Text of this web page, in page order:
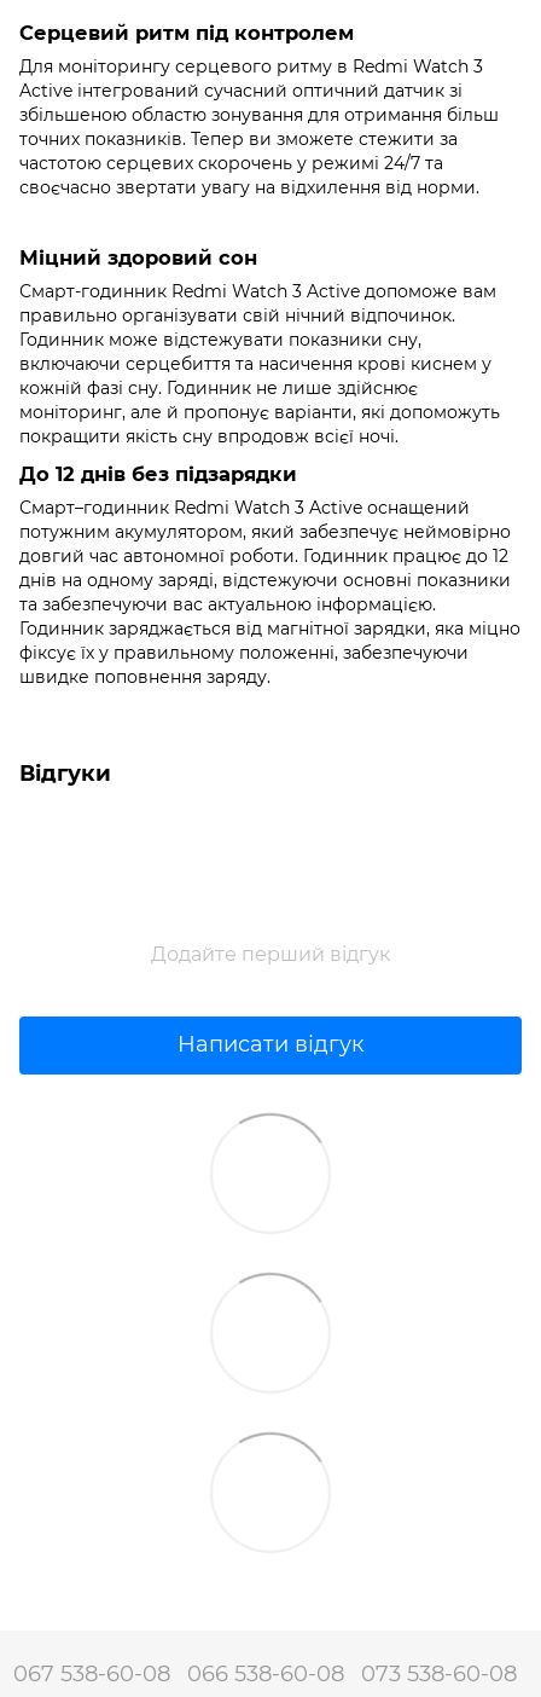
Серцевий ритм під контролем
Для моніторингу серцевого ритму в Redmi Watch 3
Active інтегрований сучасний оптичний датчик зі
збільшеною областю зонування для отримання більш
точних показників. Тепер ви зможете стежити за
частотою серцевих скорочень у режимі 24/7 та
своєчасно звертати увагу на відхилення від норми.
Міцний здоровий сон
Смарт-годинник Redmi Watch 3 Active допоможе вам
правильно організувати свій нічний відпочинок.
Годинник може відстежувати показники сну,
включаючи серцебиття та насичення крові киснем у
кожній фазі сну. Годинник не лише здійснює
моніторинг, але й пропонує варіанти, які допоможуть
покращити якість сну впродовж всієї ночі.
До 12 днів без підзарядки
Смарт–годинник Redmi Watch 3 Active оснащений
потужним акумулятором, який забезпечує неймовірно
довгий час автономної роботи. Годинник працює до 12
днів на одному заряді, відстежуючи основні показники
та забезпечуючи вас актуальною інформацією.
Годинник заряджається від магнітної зарядки, яка міцно
фіксує їх у правильному положенні, забезпечуючи
швидке поповнення заряду.
Відгуки
Додайте перший відгук
Написати відгук
067 538-60-08 066 538-60-08 073 538-60-08